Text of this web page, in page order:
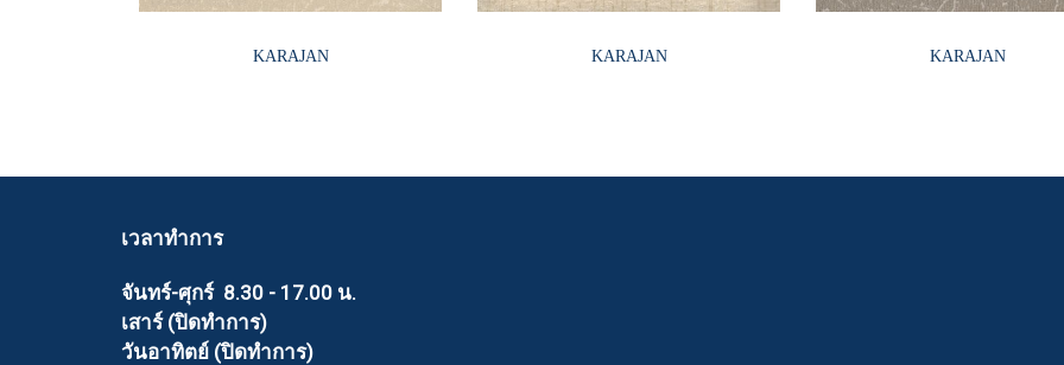
KARAJAN KARAJAN KARAJAN
เวลาทำการ
จันทร์-ศุกร์ 8.30 - 17.00 น.
เสาร์ (ปิดทำการ)
วันอาทิตย์ (ปิดทำการ)